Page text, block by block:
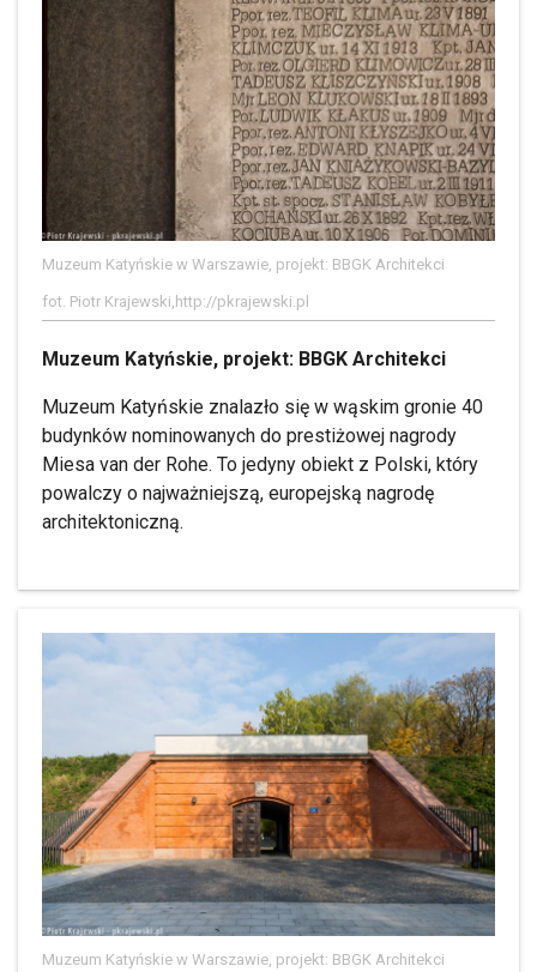
Muzeum Katyńskie w Warszawie, projekt: BBGK Architekci
fot. Piotr Krajewski,http://pkrajewski.pl
Muzeum Katyńskie, projekt: BBGK Architekci
Muzeum Katyńskie znalazło się w wąskim gronie 40
budynków nominowanych do prestiżowej nagrody
Miesa van der Rohe. To jedyny obiekt z Polski, który
powalczy o najważniejszą, europejską nagrodę
architektoniczną.
Muzeum Katyńskie w Warszawie, projekt: BBGK Architekci